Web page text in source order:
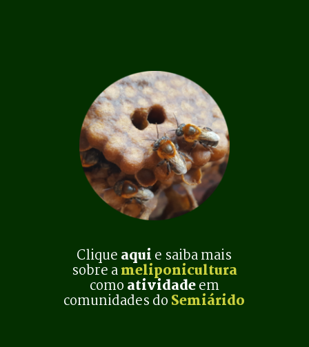
Clique aqui e saiba mais
sobre a meliponicultura
como atividade em
comunidades do Semiárido